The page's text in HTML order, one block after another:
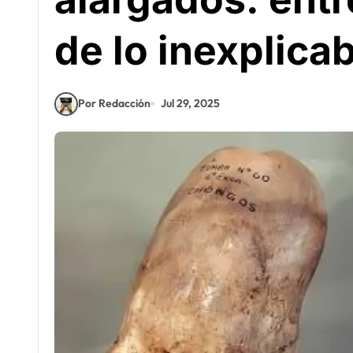
de lo
Por Redacción Jul 29, 2025